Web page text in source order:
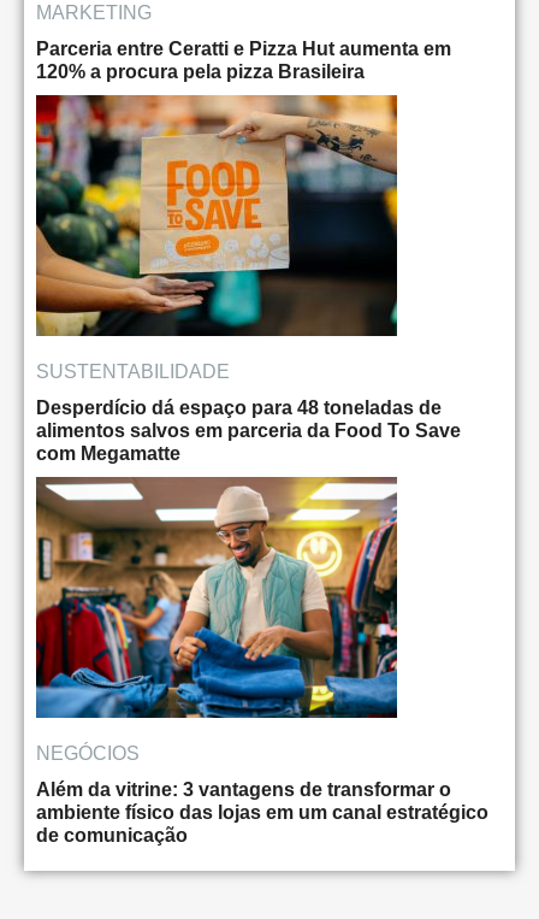
MARKETING
Parceria entre Ceratti e Pizza Hut aumenta em
120% a procura pela pizza Brasileira
SUSTENTABILIDADE
Desperdício dá espaço para 48 toneladas de
alimentos salvos em parceria da Food To Save
com Megamatte
NEGÓCIOS
Além da vitrine: 3 vantagens de transformar o
ambiente físico das lojas em um canal estratégico
de comunicação